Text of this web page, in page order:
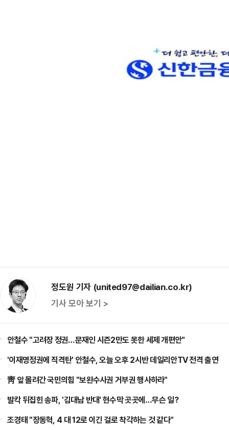
정도원 기자 (united97@dailian.co.kr)
기사 모아 보기 >
안철수 "고려장 정권…문재인 시즌2만도 못한 세제 개편안"
'이재명정권에 직격탄' 안철수, 오늘 오후 2시반 데일리안TV 전격 출연
靑 앞 몰려간 국민의힘 "보완수사권 거부권 행사하라"
발칵 뒤집힌 송파, '김대남 반대' 현수막 곳곳에…무슨 일?
조경태 "장동혁, 4 대 12로 이긴 걸로 착각하는 것 같다"